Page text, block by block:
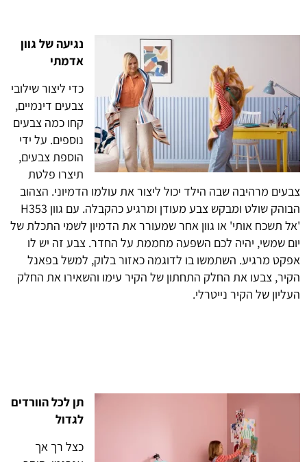
נגיעה של גוון
אדמתי
כדי ליצור שילובי
צבעים דינמיים,
קחו כמה צבעים
נוספים. על ידי
הוספת צבעים,
תיצרו פלטת
צבעים מרהיבה שבה הילד יכול ליצור את עולמו הדמיוני. הצהוב
הבוהק שולט ומבקש צבע מעודן ומרגיע כהקבלה. עם גוון H353
'אל תשכח אותי' או גוון אחר שמעורר את הדמיון לשמי התכלת של
יום שמשי, יהיה לכם השפעה מחממת על החדר. צבע זה יש לו
אפקט מרגיע. השתמשו בו לדוגמה כאזור בלוק, למשל בפאנל
הקיר, צבעו את החלק התחתון של הקיר עימו והשאירו את החלק
העליון של הקיר נייטרלי.
תן לכל הוורדים
לגדול
כצל רך אך